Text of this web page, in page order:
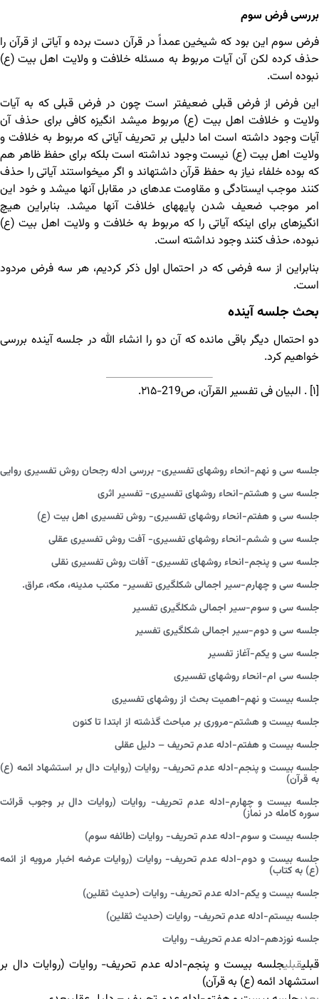
بررسی فرض سوم
فرض سوم این بود که شیخین عمداً در قرآن دست برده و آیاتی از قرآن را
حذف کرده لکن آن آیات مربوط به مسئله خلافت و ولایت اهل بیت (ع)
نبوده است.
این فرض از فرض قبلی ضعیف‏تر است چون در فرض قبلی که به آیات
ولایت و خلافت اهل بیت (ع) مربوط می‏شد انگیزه کافی برای حذف آن
آیات وجود داشته است اما دلیلی بر تحریف آیاتی که مربوط به خلافت و
ولایت اهل بیت (ع) نیست وجود نداشته است بلکه برای حفظ ظاهر هم
که بوده خلفاء نیاز به حفظ قرآن داشته‏اند و اگر می‏خواستند آیاتی را حذف
کنند موجب ایستادگی و مقاومت عده‏ای در مقابل آنها می‏شد و خود این
امر موجب ضعیف شدن پایه‏های خلافت آنها می‏شد. بنابراین هیچ
انگیزه‏ای برای اینکه آیاتی را که مربوط به خلافت و ولایت اهل بیت (ع)
نبوده، حذف کنند وجود نداشته است.
بنابراین از سه فرضی که در احتمال اول ذکر کردیم، هر سه فرض مردود
است.
بحث جلسه آینده
دو احتمال دیگر باقی مانده که آن دو را انشاء الله در جلسه آینده بررسی
خواهیم کرد.
[۱] . البیان فی تفسیر القرآن، ص219-۲۱۵.
جلسه سی و نهم-انحاء روش‏های تفسیری- بررسی ادله رجحان روش تفسیری روایی
جلسه سی و هشتم-انحاء روش‏های تفسیری- تفسیر اثری
جلسه سی و هفتم-انحاء روش‏های تفسیری- روش تفسیری اهل بیت (ع)
جلسه سی و ششم-انحاء روش‏های تفسیری- آفت روش تفسیری عقلی
جلسه سی و پنجم-انحاء روش‏های تفسیری- آفات روش تفسیری نقلی
جلسه سی و چهارم-سیر اجمالی شکل‏گیری تفسیر- مکتب مدینه، مکه، عراق.
جلسه سی و سوم-سیر اجمالی شکل‏گیری تفسیر
جلسه سی و دوم-سیر اجمالی شکل‏گیری تفسیر
جلسه سی و یکم-آغاز تفسیر
جلسه سی ام-انحاء روش‏های تفسیری
جلسه بیست و نهم-اهمیت بحث از روش‏های تفسیری
جلسه بیست و هشتم-مروری بر مباحث گذشته از ابتدا تا کنون
جلسه بیست و هفتم-ادله عدم تحریف – دلیل عقلی
جلسه بیست و پنجم-ادله عدم تحریف- روایات (روایات دال بر استشهاد ائمه (ع)
به قرآن)
جلسه بیست و چهارم-ادله عدم تحریف- روایات (روایات دال بر وجوب قرائت
سوره کامله در نماز)
جلسه بیست و سوم-ادله عدم تحریف- روایات (طائفه سوم)
جلسه بیست و دوم-ادله عدم تحریف- روایات (روایات عرضه اخبار مرویه از ائمه
(ع) به کتاب)
جلسه بیست و یکم-ادله عدم تحریف- روایات (حدیث ثقلین)
جلسه بیستم-ادله عدم تحریف- روایات (حدیث ثقلین)
جلسه نوزدهم-ادله عدم تحریف- روایات
قبلیقبلیجلسه بیست و پنجم-ادله عدم تحریف- روایات (روایات دال بر
استشهاد ائمه (ع) به قرآن)